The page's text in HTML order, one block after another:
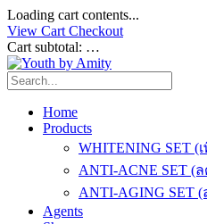
Loading cart contents...
View Cart Checkout
Cart subtotal: …
Home
Products
WHITENING SET (
ANTI-ACNE SET (
ANTI-AGING SET
Agents